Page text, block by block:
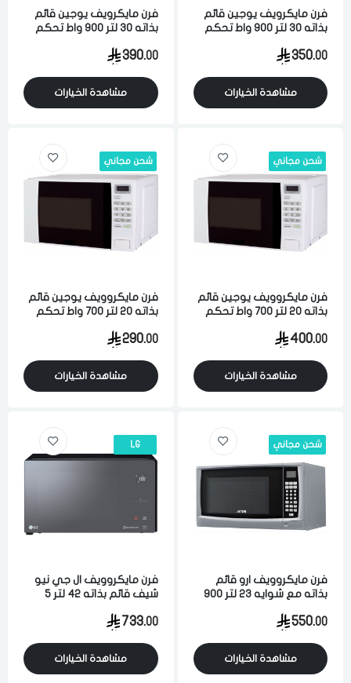
فرن مايكرويف يوجين قائم
بذاته 30 لتر 900 واط تحكم
350.00
مشاهدة الخيارات
فرن مايكرويف يوجين قائم
بذاته 30 لتر 900 واط تحكم
390.00
مشاهدة الخيارات
شحن مجاني
فرن مايكروويف يوجين قائم
بذاته 20 لتر 700 واط تحكم
400.00
مشاهدة الخيارات
شحن مجاني
فرن مايكروويف يوجين قائم
بذاته 20 لتر 700 واط تحكم
290.00
مشاهدة الخيارات
شحن مجاني
فرن مايكروويف ارو قائم
بذاته مع شوايه 23 لتر 900
تحكم رقمي فضي
550.00
مشاهدة الخيارات
LG
فرن مايكروويف ال جي نيو
شيف قائم بذاته 42 لتر 5
رقمي اسود
733.00
مشاهدة الخيارات